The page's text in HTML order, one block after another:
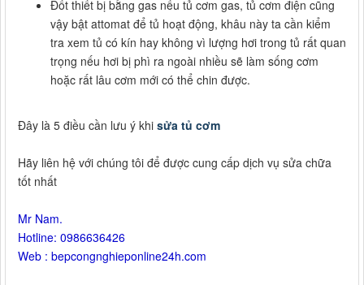
Đốt thiết bị bằng gas nếu tủ cơm gas, tủ cơm điện cũng
vậy bật attomat để tủ hoạt động, khâu này ta cần kiểm
tra xem tủ có kín hay không vì lượng hơi trong tủ rất quan
trọng nếu hơi bị phì ra ngoài nhiều sẽ làm sống cơm
hoặc rất lâu cơm mới có thể chin được.
Đây là 5 điều cần lưu ý khi sửa tủ cơm
Hãy liên hệ với chúng tôi để được cung cấp dịch vụ sửa chữa
tốt nhất
Mr Nam.
Hotline: 0986636426
Web : bepcongnghieponline24h.com